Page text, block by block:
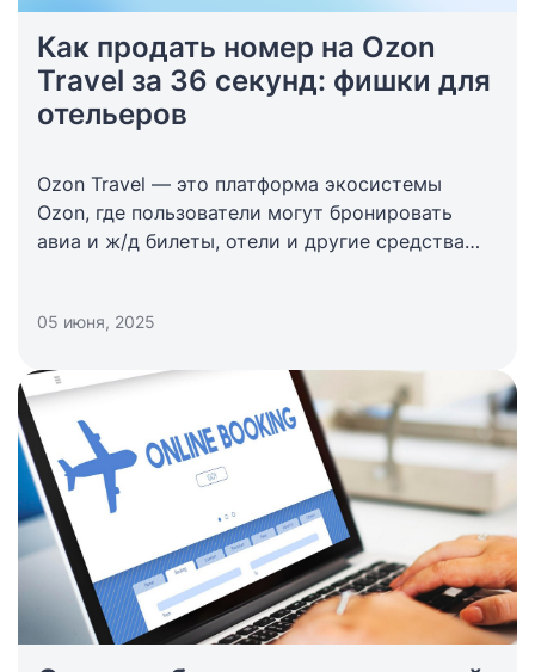
Как продать номер на Ozon
Travel за 36 секунд: фишки для
отельеров
Ozon Travel — это платформа экосистемы
Ozon, где пользователи могут бронировать
авиа и ж/д билеты, отели и другие средства
а оборот всей категории Travel вырос
05 июня, 2025